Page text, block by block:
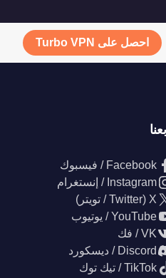
احصل على Turbo VPN
Facebook / فيسبوك
Instagram / إنستغرام
X (Twitter / تويتر)
YouTube / يوتيوب
VK / فك
Discord / ديسكورد
TikTok / تيك توك